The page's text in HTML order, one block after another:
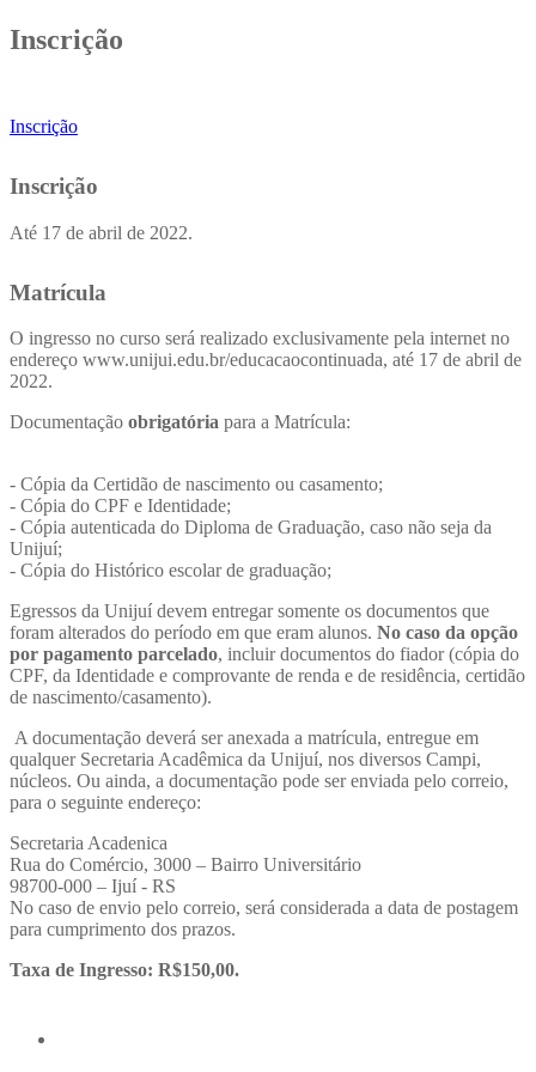
Inscrição
Inscrição
Inscrição
Até 17 de abril de 2022.
Matrícula
O ingresso no curso será realizado exclusivamente pela internet no
endereço www.unijui.edu.br/educacaocontinuada, até 17 de abril de
2022.
Documentação obrigatória para a Matrícula:
- Cópia da Certidão de nascimento ou casamento;
- Cópia do CPF e Identidade;
- Cópia autenticada do Diploma de Graduação, caso não seja da
Unijuí;
- Cópia do Histórico escolar de graduação;
Egressos da Unijuí devem entregar somente os documentos que
foram alterados do período em que eram alunos. No caso da opção
por pagamento parcelado, incluir documentos do fiador (cópia do
CPF, da Identidade e comprovante de renda e de residência, certidão
de nascimento/casamento).
A documentação deverá ser anexada a matrícula, entregue em
qualquer Secretaria Acadêmica da Unijuí, nos diversos Campi,
núcleos. Ou ainda, a documentação pode ser enviada pelo correio,
para o seguinte endereço:
Secretaria Acadenica
Rua do Comércio, 3000 – Bairro Universitário
98700-000 – Ijuí - RS
No caso de envio pelo correio, será considerada a data de postagem
para cumprimento dos prazos.
Taxa de Ingresso: R$150,00.